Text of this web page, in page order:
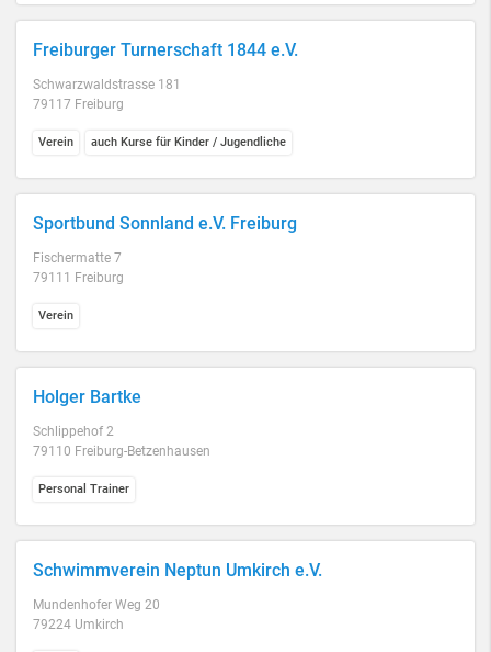
Freiburger Turnerschaft 1844 e.V.
Schwarzwaldstrasse 181
79117 Freiburg
Verein auch Kurse für Kinder / Jugendliche
Sportbund Sonnland e.V. Freiburg
Fischermatte 7
79111 Freiburg
Verein
Holger Bartke
Schlippehof 2
79110 Freiburg-Betzenhausen
Personal Trainer
Schwimmverein Neptun Umkirch e.V.
Mundenhofer Weg 20
79224 Umkirch